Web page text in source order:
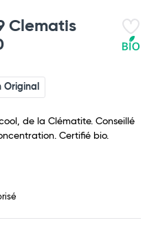
Clematis
Original
de la Clématite. Conseillé
Certifié bio.